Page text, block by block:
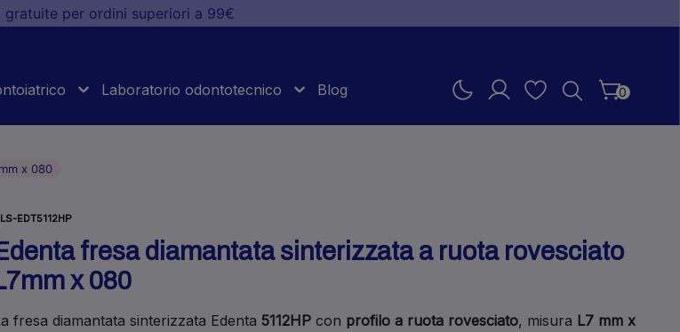
gratuite per ordini superiori a 99€
Laboratorio odontotecnico Blog 0
x 080
EDT5112HP
fresa diamantata sinterizzata a ruota rovesciato
x 080
fresa diamantata sinterizzata Edenta 5112HP con profilo a ruota rovesciato, misura L7 mm x